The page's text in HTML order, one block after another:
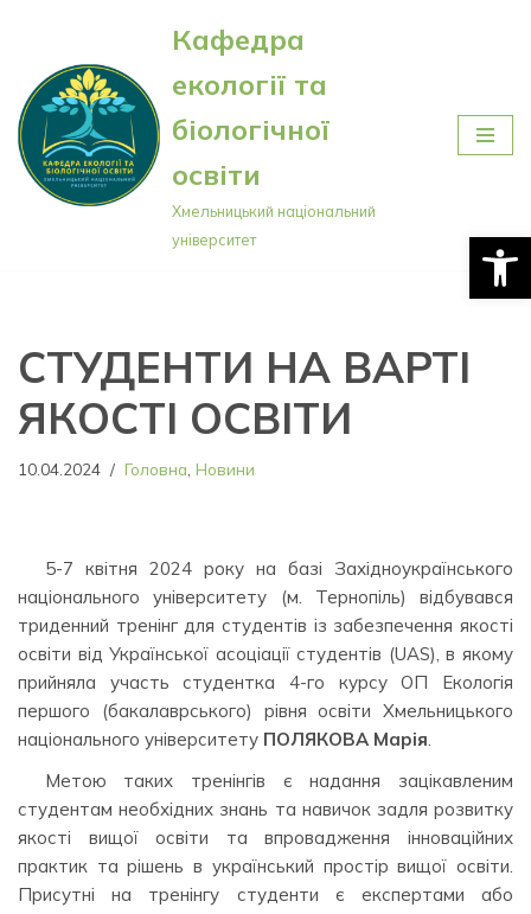
Перейти
до
вмісту
Кафедра
екології та
біологічної
освіти
Хмельницький національний
університет
СТУДЕНТИ НА ВАРТІ
ЯКОСТІ ОСВІТИ
10.04.2024 Головна Новини
5-7 квітня 2024 року на базі Західноукраїнського
національного університету (м. Тернопіль) відбувався
триденний тренінг для студентів із забезпечення якості
освіти від Української асоціації студентів (UAS), в якому
прийняла участь студентка 4-го курсу ОП Екологія
першого (бакалаврського) рівня освіти Хмельницького
національного університету ПОЛЯКОВА Марія.
Метою таких тренінгів є надання зацікавленим
студентам необхідних знань та навичок задля розвитку
якості вищої освіти та впровадження інноваційних
практик та рішень в український простір вищої освіти.
Присутні на тренінгу студенти є експертами або